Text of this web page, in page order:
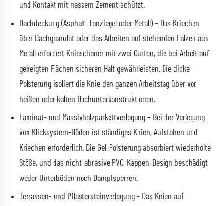
und Kontakt mit nassem Zement schützt.
Dachdeckung (Asphalt, Tonziegel oder Metall) – Das Kriechen
über Dachgranulat oder das Arbeiten auf stehenden Falzen aus
Metall erfordert Knieschoner mit zwei Gurten, die bei Arbeit auf
geneigten Flächen sicheren Halt gewährleisten. Die dicke
Polsterung isoliert die Knie den ganzen Arbeitstag über vor
heißen oder kalten Dachunterkonstruktionen.
Laminat- und Massivholzparkettverlegung – Bei der Verlegung
von Klicksystem-Böden ist ständiges Knien, Aufstehen und
Kriechen erforderlich. Die Gel-Polsterung absorbiert wiederholte
Stöße, und das nicht-abrasive PVC-Kappen-Design beschädigt
weder Unterböden noch Dampfsperren.
Terrassen- und Pflastersteinverlegung – Das Knien auf